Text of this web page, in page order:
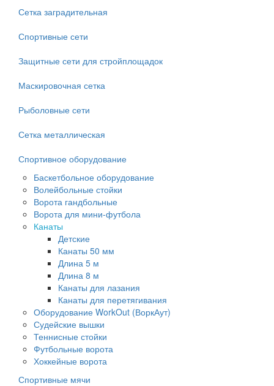
Сетка заградительная
Спортивные сети
Защитные сети для стройплощадок
Маскировочная сетка
Рыболовные сети
Сетка металлическая
Спортивное оборудование
Баскетбольное оборудование
Волейбольные стойки
Ворота гандбольные
Ворота для мини-футбола
Канаты
Детские
Канаты 50 мм
Длина 5 м
Длина 8 м
Канаты для лазания
Канаты для перетягивания
Оборудование WorkOut (ВоркАут)
Судейские вышки
Теннисные стойки
Футбольные ворота
Хоккейные ворота
Спортивные мячи